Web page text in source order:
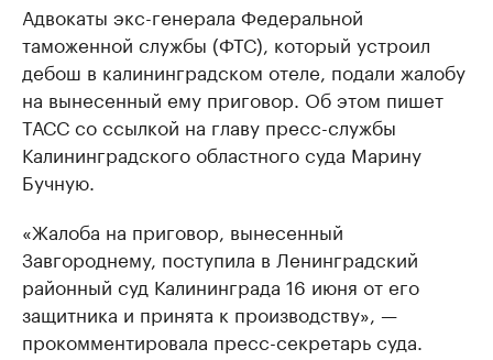
Адвокаты экс-генерала Федеральной
таможенной службы (ФТС), который устроил
дебош в калининградском отеле, подали жалобу
на вынесенный ему приговор. Об этом пишет
ТАСС со ссылкой на главу пресс-службы
Калининградского областного суда Марину
Бучную.
«Жалоба на приговор, вынесенный
Завгороднему, поступила в Ленинградский
районный суд Калининграда 16 июня от его
защитника и принята к производству», —
прокомментировала пресс-секретарь суда.